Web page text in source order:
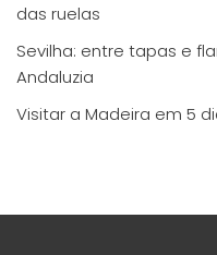
das ruelas
Sevilha: entre tapas e
Andaluzia
Visitar a Madeira em 5